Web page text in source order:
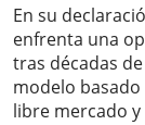
En su
enfrenta una
tras décadas
modelo
libre mercado